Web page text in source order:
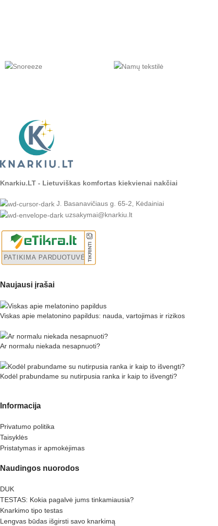
Knarkiu.LT - Lietuviškas komfortas kiekvienai nakčiai
J. Basanavičiaus g. 65-2, Kėdainiai
uzsakymai@knarkiu.lt
Naujausi įrašai
Viskas apie melatonino papildus: nauda, vartojimas ir rizikos
Ar normalu niekada nesapnuoti?
Kodėl prabundame su nutirpusia ranka ir kaip to išvengti?
Informacija
Privatumo politika
Taisyklės
Pristatymas ir apmokėjimas
Naudingos nuorodos
DUK
TESTAS: Kokia pagalvė jums tinkamiausia?
Knarkimo tipo testas
Lengvas būdas išgirsti savo knarkimą